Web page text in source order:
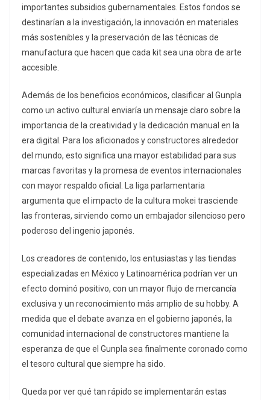
importantes subsidios gubernamentales. Estos fondos se
destinarían a la investigación, la innovación en materiales
más sostenibles y la preservación de las técnicas de
manufactura que hacen que cada kit sea una obra de arte
accesible.
Además de los beneficios económicos, clasificar al Gunpla
como un activo cultural enviaría un mensaje claro sobre la
importancia de la creatividad y la dedicación manual en la
era digital. Para los aficionados y constructores alrededor
del mundo, esto significa una mayor estabilidad para sus
marcas favoritas y la promesa de eventos internacionales
con mayor respaldo oficial. La liga parlamentaria
argumenta que el impacto de la cultura mokei trasciende
las fronteras, sirviendo como un embajador silencioso pero
poderoso del ingenio japonés.
Los creadores de contenido, los entusiastas y las tiendas
especializadas en México y Latinoamérica podrían ver un
efecto dominó positivo, con un mayor flujo de mercancía
exclusiva y un reconocimiento más amplio de su hobby. A
medida que el debate avanza en el gobierno japonés, la
comunidad internacional de constructores mantiene la
esperanza de que el Gunpla sea finalmente coronado como
el tesoro cultural que siempre ha sido.
Queda por ver qué tan rápido se implementarán estas